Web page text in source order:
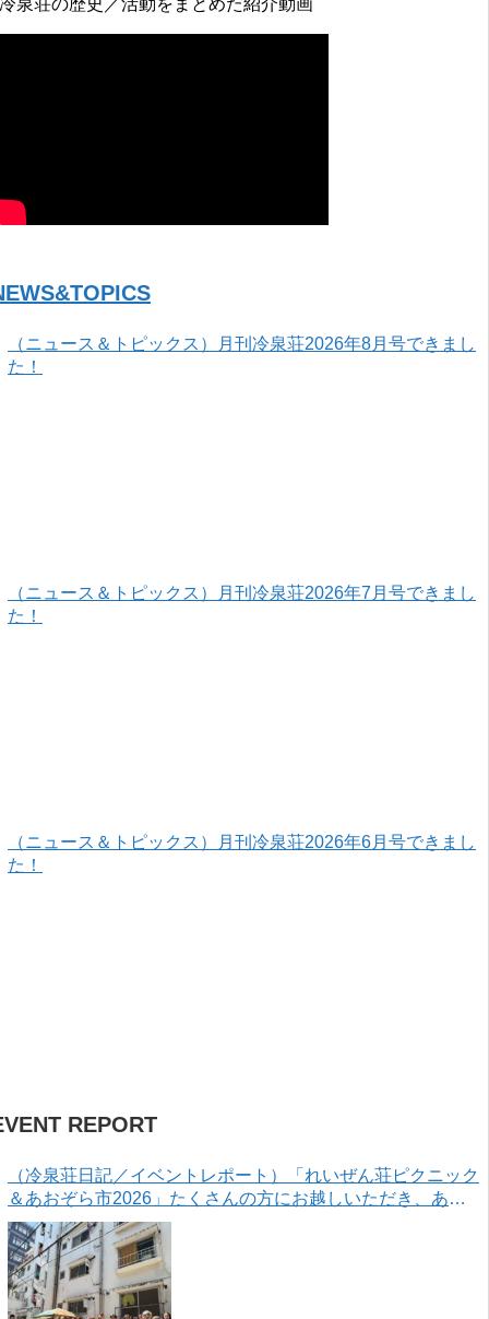
泉荘の歴史／活動をまとめた紹介動画
（ニュース＆トピックス）月刊冷泉荘2026年8月号できまし
た！
（ニュース＆トピックス）月刊冷泉荘2026年7月号できまし
た！
（ニュース＆トピックス）月刊冷泉荘2026年6月号できまし
た！
REPORT
（冷泉荘日記／イベントレポート）「れいぜん荘ピクニック
＆あおぞら市2026」たくさんの方にお越しいただき、あり
がとうございました！